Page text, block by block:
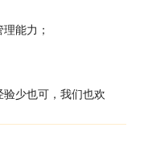
能力；
少也可，我们也欢